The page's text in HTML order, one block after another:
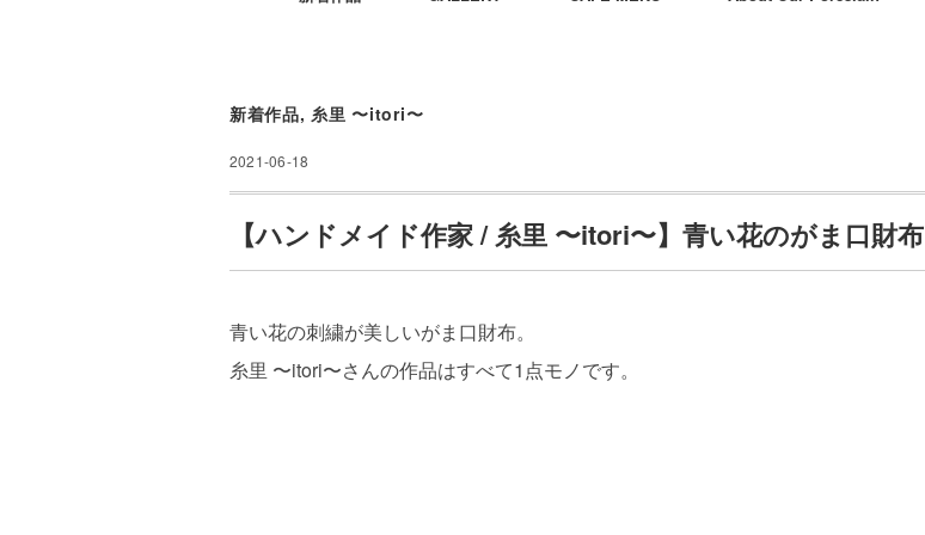
新着作品,糸里 〜itori〜
2021-06-18
【ハンドメイド作家 / 糸里 〜itori〜】青い花のがま口財布
青い花の刺繍が美しいがま口財布。
糸里 〜itori〜さんの作品はすべて1点モノです。